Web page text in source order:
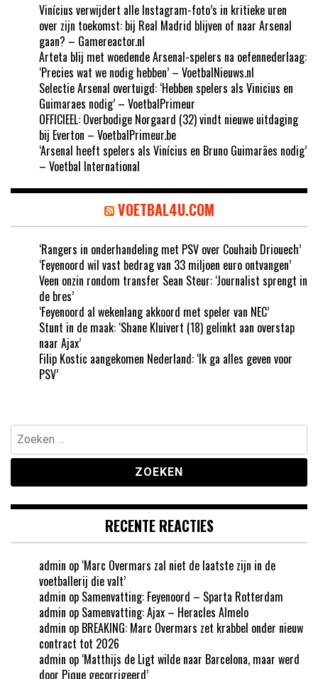
Vinícius verwijdert alle Instagram-foto’s in kritieke uren
over zijn toekomst: bij Real Madrid blijven of naar Arsenal
gaan? – Gamereactor.nl
Arteta blij met woedende Arsenal-spelers na oefennederlaag:
‘Precies wat we nodig hebben’ – VoetbalNieuws.nl
Selectie Arsenal overtuigd: ‘Hebben spelers als Vinicius en
Guimaraes nodig’ – VoetbalPrimeur
OFFICIEEL: Overbodige Norgaard (32) vindt nieuwe uitdaging
bij Everton – VoetbalPrimeur.be
‘Arsenal heeft spelers als Vinícius en Bruno Guimarães nodig’
– Voetbal International
VOETBAL4U.COM
‘Rangers in onderhandeling met PSV over Couhaib Driouech’
‘Feyenoord wil vast bedrag van 33 miljoen euro ontvangen’
Veen onzin rondom transfer Sean Steur: ‘Journalist sprengt in
de bres’
‘Feyenoord al wekenlang akkoord met speler van NEC’
Stunt in de maak: ‘Shane Kluivert (18) gelinkt aan overstap
naar Ajax’
Filip Kostic aangekomen Nederland: ‘Ik ga alles geven voor
PSV’
Zoeken
naar:
RECENTE REACTIES
admin op ‘Marc Overmars zal niet de laatste zijn in de
voetballerij die valt’
admin op Samenvatting: Feyenoord – Sparta Rotterdam
admin op Samenvatting: Ajax – Heracles Almelo
admin op BREAKING: Marc Overmars zet krabbel onder nieuw
contract tot 2026
admin op ‘Matthijs de Ligt wilde naar Barcelona, maar werd
door Pique gecorrigeerd’